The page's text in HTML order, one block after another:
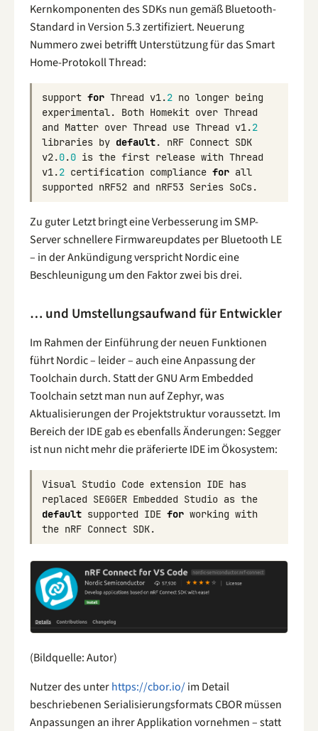
Kernkomponenten des SDKs nun gemäß Bluetooth-
Standard in Version 5.3 zertifiziert. Neuerung
Nummero zwei betrifft Unterstützung für das Smart
Home-Protokoll Thread:
support for Thread v1.2 no longer being
experimental. Both Homekit over Thread
and Matter over Thread use Thread v1.2
libraries by default. nRF Connect SDK
v2.0.0 is the first release with Thread
v1.2 certification compliance for all
supported nRF52 and nRF53 Series SoCs.
Zu guter Letzt bringt eine Verbesserung im SMP-
Server schnellere Firmwareupdates per Bluetooth LE
– in der Ankündigung verspricht Nordic eine
Beschleunigung um den Faktor zwei bis drei.
… und Umstellungsaufwand für Entwickler
Im Rahmen der Einführung der neuen Funktionen
führt Nordic – leider – auch eine Anpassung der
Toolchain durch. Statt der GNU Arm Embedded
Toolchain setzt man nun auf Zephyr, was
Aktualisierungen der Projektstruktur voraussetzt. Im
Bereich der IDE gab es ebenfalls Änderungen: Segger
ist nun nicht mehr die präferierte IDE im Ökosystem:
Visual Studio Code extension IDE has
replaced SEGGER Embedded Studio as the
default supported IDE for working with
the nRF Connect SDK.
(Bildquelle: Autor)
Nutzer des unterhttps://cbor.io/im Detail
beschriebenen Serialisierungsformats CBOR müssen
Anpassungen an ihrer Applikation vornehmen – statt